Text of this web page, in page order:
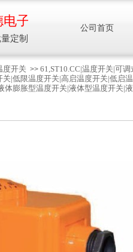
度开关 >> 61,ST10.CC|温度开关|可
|低限温度开关|高启温度开关|低启
体膨胀型温度开关|液体型温度开关|
子
定制
备
温度液
公司首页